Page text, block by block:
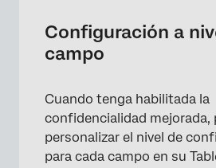
Configuración a
campo
Cuando tenga habilitada la
confidencialidad mejorada,
personalizar el nivel de
para cada campo en su